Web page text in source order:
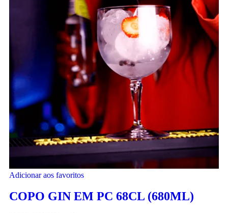
Adicionar aos favoritos
COPO GIN EM PC 68CL (680ML)